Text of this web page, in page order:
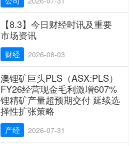
【8.3】今日财经时讯及重要
市场资讯
财经 2026-08-03
澳锂矿巨头PLS（ASX:PLS）
FY26经营现金毛利激增607%
锂精矿产量超预期交付 延续选
择性扩张策略
产经 2026-07-31